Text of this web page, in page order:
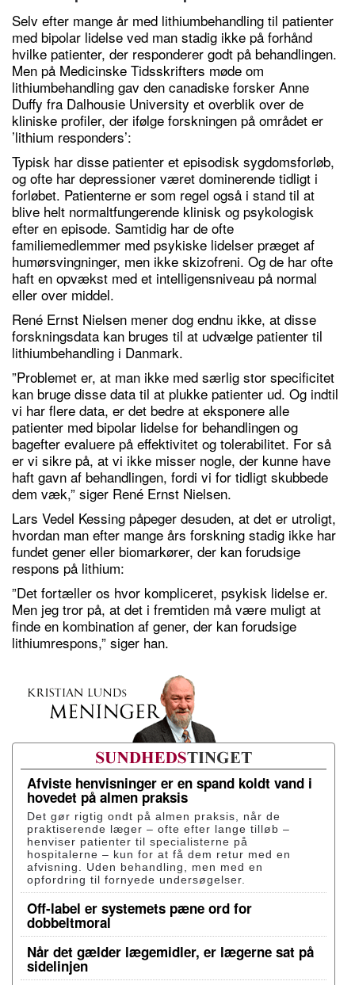
Selv efter mange år med lithiumbehandling til patienter
med bipolar lidelse ved man stadig ikke på forhånd
hvilke patienter, der responderer godt på behandlingen.
Men på Medicinske Tidsskrifters møde om
lithiumbehandling gav den canadiske forsker Anne
Duffy fra Dalhousie University et overblik over de
kliniske profiler, der ifølge forskningen på området er
’lithium responders’:
Typisk har disse patienter et episodisk sygdomsforløb,
og ofte har depressioner været dominerende tidligt i
forløbet. Patienterne er som regel også i stand til at
blive helt normaltfungerende klinisk og psykologisk
efter en episode. Samtidig har de ofte
familiemedlemmer med psykiske lidelser præget af
humørsvingninger, men ikke skizofreni. Og de har ofte
haft en opvækst med et intelligensniveau på normal
eller over middel.
René Ernst Nielsen mener dog endnu ikke, at disse
forskningsdata kan bruges til at udvælge patienter til
lithiumbehandling i Danmark.
”Problemet er, at man ikke med særlig stor specificitet
kan bruge disse data til at plukke patienter ud. Og indtil
vi har flere data, er det bedre at eksponere alle
patienter med bipolar lidelse for behandlingen og
bagefter evaluere på effektivitet og tolerabilitet. For så
er vi sikre på, at vi ikke misser nogle, der kunne have
haft gavn af behandlingen, fordi vi for tidligt skubbede
dem væk,” siger René Ernst Nielsen.
Lars Vedel Kessing påpeger desuden, at det er utroligt,
hvordan man efter mange års forskning stadig ikke har
fundet gener eller biomarkører, der kan forudsige
respons på lithium:
”Det fortæller os hvor kompliceret, psykisk lidelse er.
Men jeg tror på, at det i fremtiden må være muligt at
finde en kombination af gener, der kan forudsige
lithiumrespons,” siger han.
Afviste henvisninger er en spand koldt vand i
hovedet på almen praksis
Det gør rigtig ondt på almen praksis, når de
praktiserende læger – ofte efter lange tilløb –
henviser patienter til specialisterne på
hospitalerne – kun for at få dem retur med en
afvisning. Uden behandling, men med en
opfordring til fornyede undersøgelser.
Off-label er systemets pæne ord for
dobbeltmoral
Når det gælder lægemidler, er lægerne sat på
sidelinjen